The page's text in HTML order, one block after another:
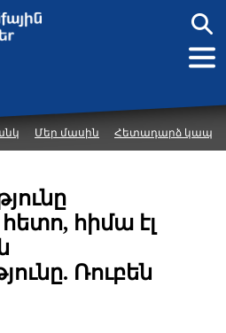
Մեր մասին Հետադարձ կապ
հիմա էլ
Ռուբեն